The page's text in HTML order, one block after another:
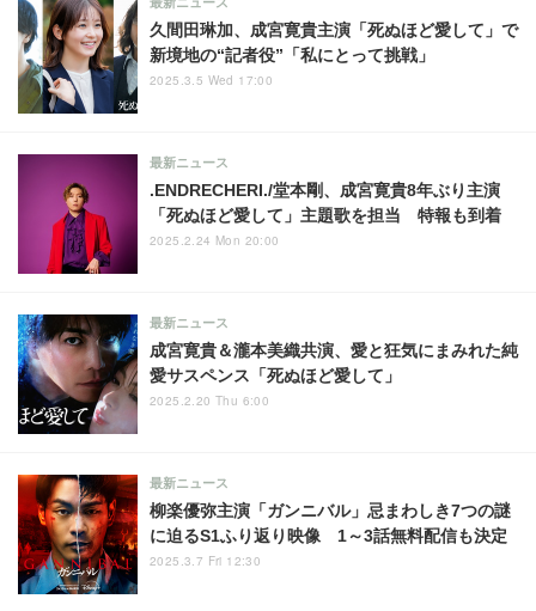
久間田琳加、成宮寛貴主演「死ぬほど愛して」で
新境地の“記者役”「私にとって挑戦」
2025.3.5 Wed 17:00
.ENDRECHERI./堂本剛、成宮寛貴8年ぶり主演
「死ぬほど愛して」主題歌を担当 特報も到着
最新ニュース
2025.2.24 Mon 20:00
成宮寛貴＆瀧本美織共演、愛と狂気にまみれた純
愛サスペンス「死ぬほど愛して」
最新ニュース
2025.2.20 Thu 6:00
柳楽優弥主演「ガンニバル」忌まわしき7つの謎
に迫るS1ふり返り映像 1～3話無料配信も決定
最新ニュース
2025.3.7 Fri 12:30